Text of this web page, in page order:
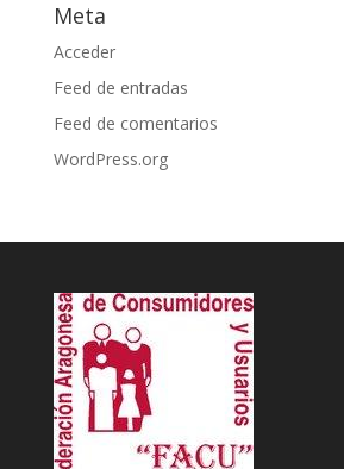
Meta
Acceder
Feed de entradas
Feed de comentarios
WordPress.org